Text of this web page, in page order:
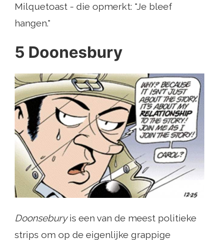
Milquetoast - die opmerkt: "Je bleef
hangen."
5 Doonesbury
Doonseburyis een van de meest politieke
strips om op de eigenlijke grappige